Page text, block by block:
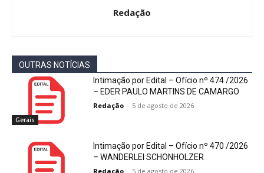
Redação
OUTRAS NOTÍCIAS
Gerais
Intimação por Edital – Ofício nº 474 /2026
– EDER PAULO MARTINS DE CAMARGO
Redação - 5 de agosto de 2026
Intimação por Edital – Ofício nº 470 /2026
– WANDERLEI SCHONHOLZER
Redação - 5 de agosto de 2026